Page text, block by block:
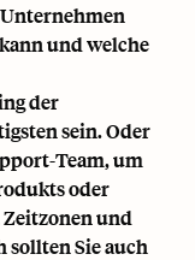
und welche
der
sein. Oder
Team, um
oder
und
Sie auch